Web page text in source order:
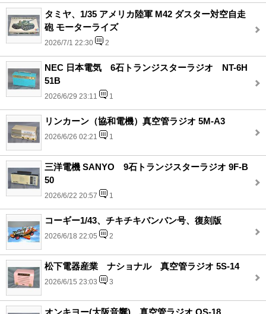
タミヤ、1/35 アメリカ陸軍 M42 ダスター対空自走
砲 モーターライズ
2026/7/1 22:30 2
NEC 日本電気 6石トランジスターラジオ NT-6H
51B
2026/6/29 23:11 1
リンカーン（協和電機）真空管ラジオ 5M-A3
2026/6/26 02:21 1
三洋電機 SANYO 9石トランジスターラジオ 9F-B
50
2026/6/22 20:57 1
コーギー1/43、チキチキバンバン号、復刻版
2026/6/18 22:05 2
松下電器産業 ナショナル 真空管ラジオ 5S-14
2026/6/15 23:03 3
オンキヨー(大阪音響)、真空管ラジオ OS-18